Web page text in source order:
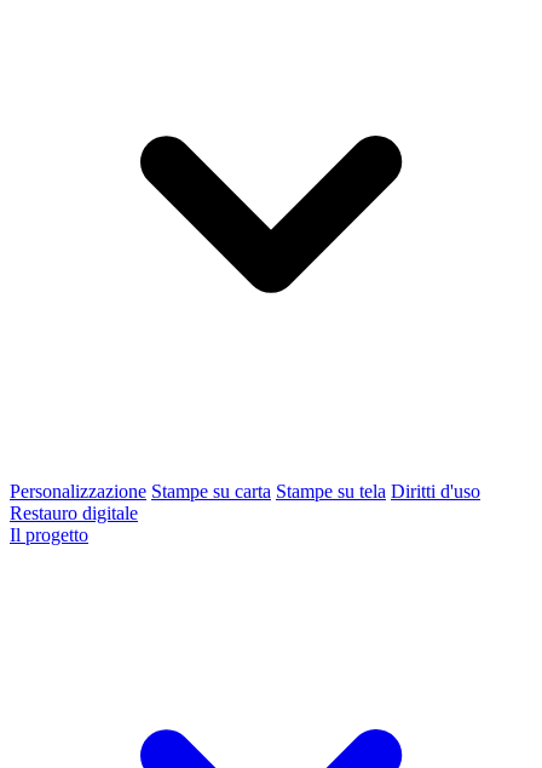
Personalizzazione Stampe su carta Stampe su tela Diritti d'uso
Restauro digitale
Il progetto